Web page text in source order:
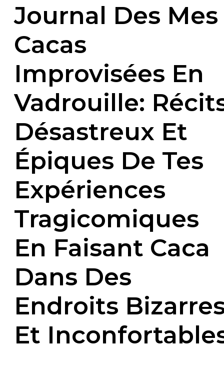
Journal Des Mes
Cacas
Improvisées En
Vadrouille:
Désastreux Et
Épiques De Tes
Expériences
Tragicomiques
En Faisant Caca
Dans Des
Endroits
Et